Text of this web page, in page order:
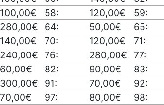
100,00€ 58: 120,00€ 59:
280,00€ 64: 50,00€ 65:
140,00€ 70: 120,00€ 71:
240,00€ 76: 280,00€ 77:
60,00€ 82: 90,00€ 83:
300,00€ 91: 70,00€ 92:
70,00€ 97: 80,00€ 98: